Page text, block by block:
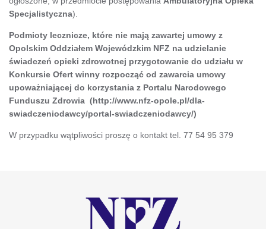
Specjalistyczna).
Podmioty lecznicze, które nie mają zawartej umowy z
Opolskim Oddziałem Wojewódzkim NFZ na udzielanie
świadczeń opieki zdrowotnej przygotowanie do udziału w
Konkursie Ofert winny rozpocząć od zawarcia umowy
upoważniającej do korzystania z Portalu Narodowego
Funduszu Zdrowia (http://www.nfz-opole.pl/dla-
swiadczeniodawcy/portal-swiadczeniodawcy/)
W przypadku wątpliwości proszę o kontakt tel. 77 54 95 379